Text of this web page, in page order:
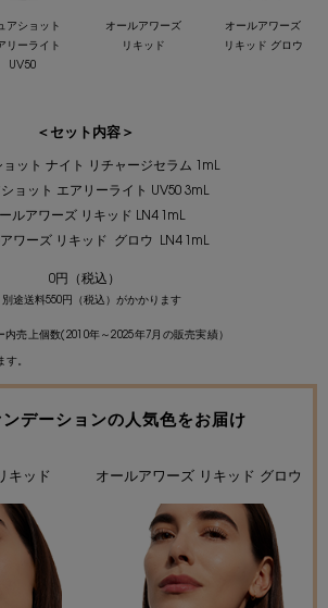
アショット
リーライト
UV50
オールアワーズ
リキッド
オールアワーズ
リキッド グロウ
＜セット内容＞
ョット ナイト リチャージセラム 1mL
ショット エアリーライト UV50 3mL
ルアワーズ リキッド LN4 1mL
ワーズ リキッド グロウ LN4 1mL
0円（税込）
別途送料550円（税込）がかかります
内売上個数(2010年～2025年7月の販売実績）
す。
デーションの人気色をお届け
キッド オールアワーズ リキッド グロウ